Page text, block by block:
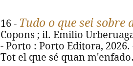
16 - Tudo o que sei sobre
Copons ; il. Emilio
- Porto : Porto Editora,
Tot el que sé quan